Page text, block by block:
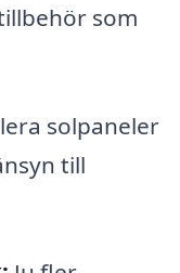
som
solpaneler
till